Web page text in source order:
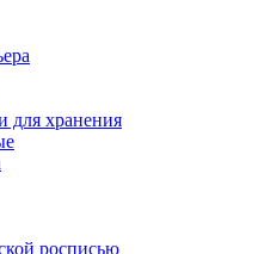
для хранения
росписью